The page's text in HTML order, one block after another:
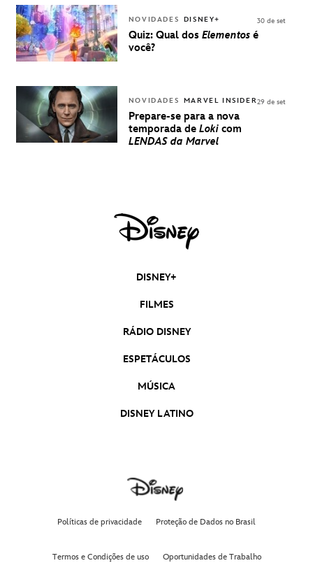
DISNEY
NOVIDADES DISNEY+
Quiz: Qual dos Elementos é
você?
30 de set
NOVIDADES MARVEL INSIDER
Prepare-se para a nova
temporada de Loki com
LENDAS da Marvel
29 de set
DISNEY+
FILMES
RÁDIO DISNEY
ESPETÁCULOS
MÚSICA
DISNEY LATINO
Políticas de privacidade Proteção de Dados no Brasil
Termos e Condições de uso Oportunidades de Trabalho